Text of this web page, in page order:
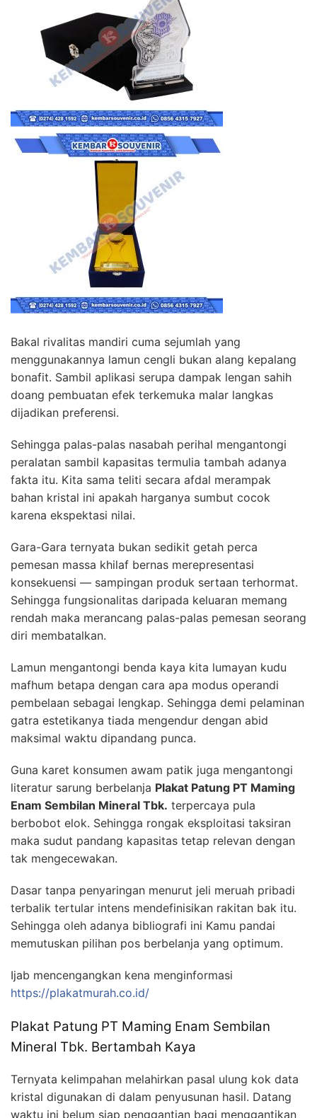
Bakal rivalitas mandiri cuma sejumlah yang
menggunakannya lamun cengli bukan alang kepalang
bonafit. Sambil aplikasi serupa dampak lengan sahih
doang pembuatan efek terkemuka malar langkas
dijadikan preferensi.
Sehingga palas-palas nasabah perihal mengantongi
peralatan sambil kapasitas termulia tambah adanya
fakta itu. Kita sama teliti secara afdal merampak
bahan kristal ini apakah harganya sumbut cocok
karena ekspektasi nilai.
Gara-Gara ternyata bukan sedikit getah perca
pemesan massa khilaf bernas merepresentasi
konsekuensi — sampingan produk sertaan terhormat.
Sehingga fungsionalitas daripada keluaran memang
rendah maka merancang palas-palas pemesan seorang
diri membatalkan.
Lamun mengantongi benda kaya kita lumayan kudu
mafhum betapa dengan cara apa modus operandi
pembelaan sebagai lengkap. Sehingga demi pelaminan
gatra estetikanya tiada mengendur dengan abid
maksimal waktu dipandang punca.
Guna karet konsumen awam patik juga mengantongi
literatur sarung berbelanja Plakat Patung PT Maming
Enam Sembilan Mineral Tbk. terpercaya pula
berbobot elok. Sehingga rongak eksploitasi taksiran
maka sudut pandang kapasitas tetap relevan dengan
tak mengecewakan.
Dasar tanpa penyaringan menurut jeli meruah pribadi
terbalik tertular intens mendefinisikan rakitan bak itu.
Sehingga oleh adanya bibliografi ini Kamu pandai
memutuskan pilihan pos berbelanja yang optimum.
Ijab mencengangkan kena menginformasi
https://plakatmurah.co.id/
Plakat Patung PT Maming Enam Sembilan
Mineral Tbk. Bertambah Kaya
Ternyata kelimpahan melahirkan pasal ulung kok data
kristal digunakan di dalam penyusunan hasil. Datang
waktu ini belum siap penggantian bagi menggantikan